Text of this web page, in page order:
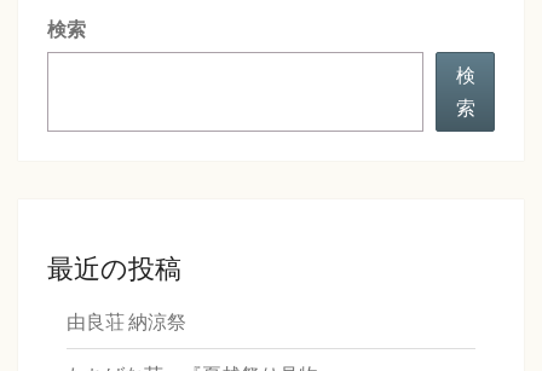
検索
検
索
最近の投稿
由良荘 納涼祭